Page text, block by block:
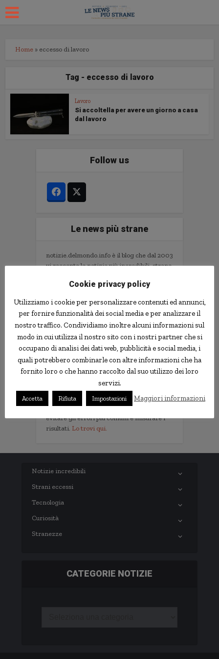
Home » eccesso di lavoro
Tag - eccesso di lavoro
Lavoro
Si accoltella per avere un giorno a casa
dal lavoro
Follow us
Le news più strane
notizie.delmondo.info è il blog che dal 2003
vi racconta le notizie più incredibili, strane,
ladri imbranati, prodotti assurdi, ricerche
Informativa Privacy
Contatti
Implementare l'AI nella tua impresa senza
metodo e gli strumenti.
Non servono competenze tecniche. Serve
un metodo per scegliere i progetti giusti,
evitare gli errori più comuni e misurare i
risultati. Lo trovi qui.
Notizie incredibili
Strani eccessi
Tecnologia
Curiosità
Stranezze
CATEGORIE NOTIZIE
Cookie privacy policy
Utilizziamo i cookie per personalizzare contenuti ed annunci,
per fornire funzionalità dei social media e per analizzare il
nostro traffico. Condividiamo inoltre alcuni informazioni sul
modo in cui utilizza il nostro sito con i nostri partner che si
occupano di analisi dei dati web, pubblicità e social media, i
quali potrebbero combinarle con altre informazioni che ha
fornito loro o che hanno raccolto dal suo utilizzo dei loro
servizi.
Accetta Rifiuta Impostazioni Maggiori informazioni